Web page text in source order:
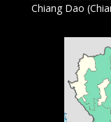
Chiang Dao